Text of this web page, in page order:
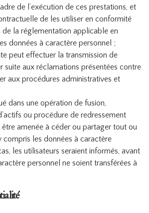
de l’exécution de ces prestations, et
de les utiliser en conformité
la réglementation applicable en
données à caractère personnel ;
peut effectuer la transmission de
suite aux réclamations présentées contre
aux procédures administratives et
dans une opération de fusion,
ou procédure de redressement
amenée à céder ou partager tout ou
compris les données à caractère
les utilisateurs seraient informés, avant
personnel ne soient transférées à